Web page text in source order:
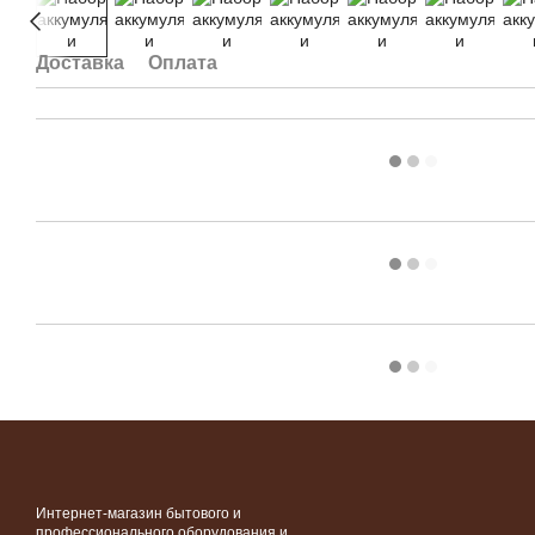
Доставка Оплата
Интернет-магазин бытового и